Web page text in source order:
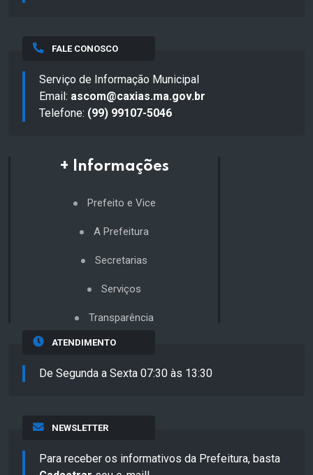
FALE CONOSCO
Serviço de Informação Municipal
Email: ascom@caxias.ma.gov.br
Telefone: (99) 99107-5046
+ Informações
Prefeito e Vice
A Prefeitura
Secretarias
Serviços
Transparência
ATENDIMENTO
De Segunda a Sexta 07:30 às 13:30
NEWSLETTER
Para receber os informativos da Prefeitura, basta